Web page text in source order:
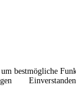
bestmögliche
Einverstanden